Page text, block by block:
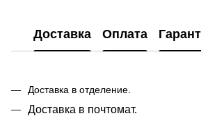
Доставка Оплата
Доставка в отделение.
Доставка в почтомат.